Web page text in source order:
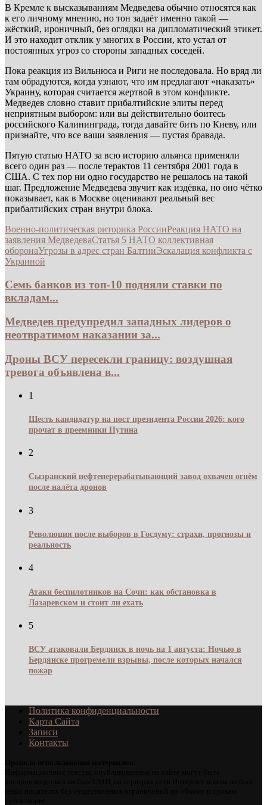
В Кремле к высказываниям Медведева обычно относятся как
к его личному мнению, но тон задаёт именно такой —
жёсткий, ироничный, без оглядки на дипломатический этикет.
И это находит отклик у многих в России, кто устал от
постоянных угроз со стороны западных соседей.
Пока реакция из Вильнюса и Риги не последовала. Но вряд ли
там обрадуются, когда узнают, что им предлагают «наказать»
Украину, которая считается жертвой в этом конфликте.
Медведев словно ставит прибалтийские элиты перед
неприятным выбором: или вы действительно боитесь
российского Калининграда, тогда давайте бить по Киеву, или
признайте, что все ваши заявления — пустая бравада.
Пятую статью НАТО за всю историю альянса применяли
всего один раз — после терактов 11 сентября 2001 года в
США. С тех пор ни одно государство не решалось на такой
шаг. Предложение Медведева звучит как издёвка, но оно чётко
показывает, как в Москве оценивают реальный вес
прибалтийских стран внутри блока.
Военно-политическая риторика РоссииРеакция НАТО на
заявления МедведеваСтатья 5 НАТО коллективная
оборонаУгрозы в адрес стран БалтииЭскалация конфликта с
Украиной
Семь банков из топ-10 подняли ставки по
вкладам...
Медведев предупредил западных лидеров о
неотвратимом наказании за...
Дроны ВСУ пересекли границу: воздушная
тревога объявлена в...
1
Шесть кандидатур на пост президента России 2026: кого
прочат в преемники Путина
2
Сызранский нефтеперерабатывающий завод охвачен огнём
после налёта дронов
3
Революция после выборов в Госдуму: страхи, прогнозы и
реальность
4
Атаки беспилотников на Сочи: как обстановка в
Лазаревском и стоит ли ехать
5
ВСУ атаковали Бердянск в ночь на 1 августа: Ночью в
Бердянске прогремели взрывы, после которых начался
пожар
Политика конфиденциальности
Карта Сайта
Записи
Контакты